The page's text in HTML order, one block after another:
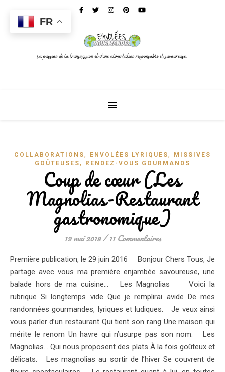
COLLABORATIONS, ENVOLÉES LYRIQUES,
MISSIVES
GOÛTEUSES, RENDEZ-VOUS GOURMANDS
Coup de cœur (Les
Magnolias-Restaurant
gastronomique)
19 mai 2018/11 Commentaires
Première publication, le 29 juin 2016 Bonjour Chers Tous, Je
partage avec vous ma première enjambée savoureuse, une
balade hors de ma cuisine… Les Magnolias Voici la
rubrique Si longtemps vide Que je remplirai avide De mes
randonnées gourmandes, lyriques et ludiques. Je veux ainsi
vous parler d’un restaurant Qui tient son rang Une maison qui
mérite le renom Un havre qui n’usurpe pas son nom. Les
Magnolias… Qui nous proposent des plats À la fois goûteux et
délicats. Les magnolias au sortir de l’hiver Se couvrent de
FR